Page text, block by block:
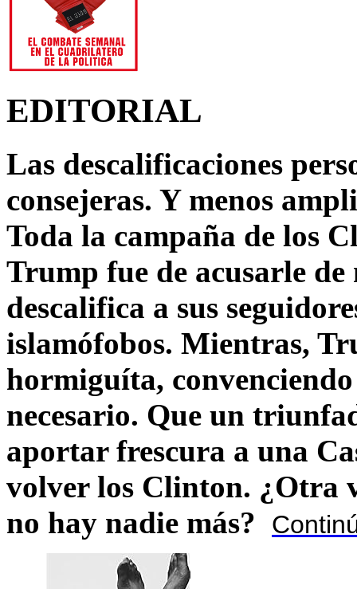
EDITORIAL
Las descalificaciones
consejeras. Y menos
Toda la campaña de los
Trump fue de acusarle
descalifica a sus
islamófobos. Mientras,
hormiguíta,
necesario. Que un
aportar frescura a una
volver los Clinton. ¿Otra
no hay nadie más?